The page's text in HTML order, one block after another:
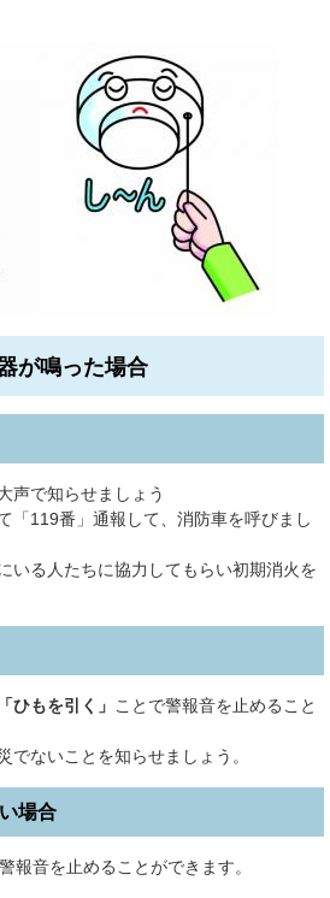
が鳴った場合
声で知らせましょう
「119番」通報して、消防車を呼びまし
いる人たちに協力してもらい初期消火を
「ひもを引く」 ことで警報音を止めること
でないことを知らせましょう。
場合
報音を止めることができます。